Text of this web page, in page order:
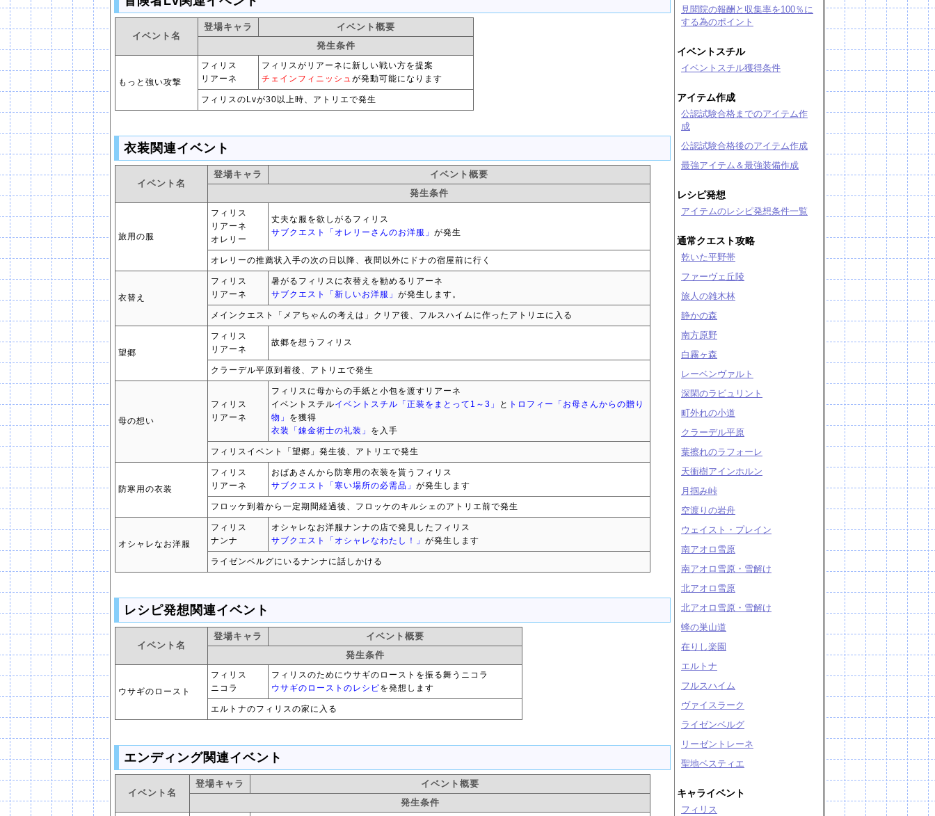
イベント名
登場キャラ
イベント概要
発生条件
もっと強い攻撃
フィリス
リアーネ
フィリスがリアーネに新しい戦い方を提案
チェインフィニッシュが発動可能になります
フィリスのLvが30以上時、アトリエで発生
衣装関連イベント
イベント名
登場キャラ
イベント概要
発生条件
旅用の服
フィリス
リアーネ
オレリー
丈夫な服を欲しがるフィリス
サブクエスト「オレリーさんのお洋服」 が発生
オレリーの推薦状入手の次の日以降、夜間以外にドナの宿屋前に行く
衣替え
フィリス
リアーネ
暑がるフィリスに衣替えを勧めるリアーネ
サブクエスト「新しいお洋服」 が発生します。
メインクエスト「メアちゃんの考えは」クリア後、フルスハイムに作ったアトリエに入る
望郷
フィリス
リアーネ
故郷を想うフィリス
クラーデル平原到着後、アトリエで発生
母の想い
フィリス
リアーネ
フィリスに母からの手紙と小包を渡すリアーネ
イベントスチルイベントスチル「正装をまとって1～3」 と トロフィー「お母さんからの贈り
物」 を獲得
衣装「錬金術士の礼装」 を入手
フィリスイベント「望郷」発生後、アトリエで発生
防寒用の衣装
フィリス
リアーネ
おばあさんから防寒用の衣装を貰うフィリス
サブクエスト「寒い場所の必需品」 が発生します
フロッケ到着から一定期間経過後、フロッケのキルシェのアトリエ前で発生
オシャレなお洋服
フィリス
ナンナ
オシャレなお洋服ナンナの店で発見したフィリス
サブクエスト「オシャレなわたし！」 が発生します
ライゼンベルグにいるナンナに話しかける
レシピ発想関連イベント
イベント名
登場キャラ
イベント概要
発生条件
ウサギのロースト
フィリス
ニコラ
フィリスのためにウサギのローストを振る舞うニコラ
ウサギのローストのレシピを発想します
エルトナのフィリスの家に入る
エンディング関連イベント
イベント名
登場キャラ
イベント概要
発生条件
見聞院の報酬と収集率を100％に
する為のポイント
イベントスチル
イベントスチル獲得条件
アイテム作成
公認試験合格までのアイテム作
成
公認試験合格後のアイテム作成
最強アイテム＆最強装備作成
レシピ発想
アイテムのレシピ発想条件一覧
通常クエスト攻略
乾いた平野帯
ファーヴェ丘陵
旅人の雑木林
静かの森
南方原野
白霧ヶ森
レーベンヴァルト
深閑のラビュリント
町外れの小道
クラーデル平原
葉擦れのラフォーレ
天衝樹アインホルン
月掴み峠
空渡りの岩舟
ウェイスト・プレイン
南アオロ雪原
南アオロ雪原・雪解け
北アオロ雪原
北アオロ雪原・雪解け
蜂の巣山道
在りし楽園
エルトナ
フルスハイム
ヴァイスラーク
ライゼンベルグ
リーゼントレーネ
聖地ベスティエ
キャライベント
フィリス